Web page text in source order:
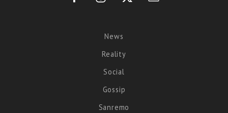
News
Reality
Social
Gossip
Sanremo